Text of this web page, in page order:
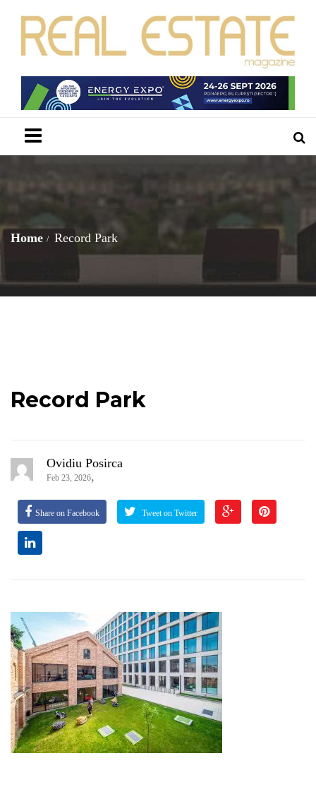
Home Record Park
Record Park
Ovidiu Posirca
Feb 23, 2026,
Share on Facebook Tweet on Twitter